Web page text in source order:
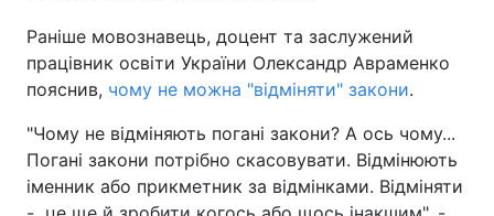
Раніше мовознавець, доцент та заслужений
працівник освіти України Олександр Авраменко
пояснив, чому не можна "відміняти" закони.
"Чому не відміняють погані закони? А ось чому...
Погані закони потрібно скасовувати. Відмінюють
іменник або прикметник за відмінками. Відміняти